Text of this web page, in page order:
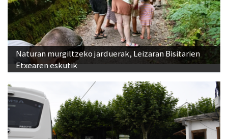
Naturan murgiltzeko jarduerak, Leizaran Bisitarien
Etxearen eskutik